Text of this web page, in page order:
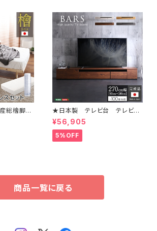
総檜脚付
ピエル
ールマッ
ル LHK-H
★日本製 テレビ台 テレビボ
ード 270cm幅 【BARS-バ
ース-】 SH-24-BR270
¥56,905
5%OFF
商品一覧に戻る